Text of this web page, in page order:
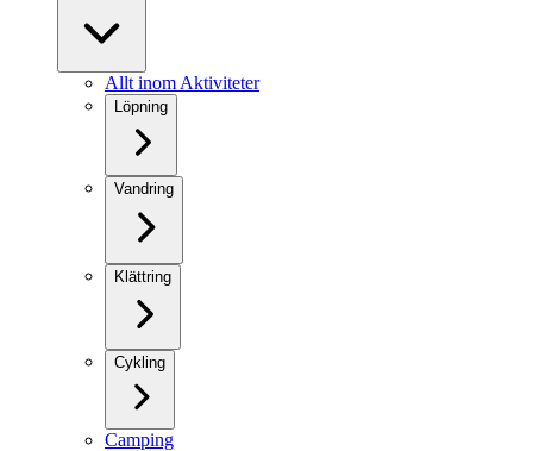
Allt inom Aktiviteter
Löpning
Vandring
Klättring
Cykling
Camping